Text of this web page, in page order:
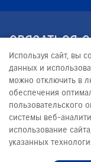
СВЯЗАТЬСЯ
+7 (4822)
INFO@RUMOS-
© 2026
Используя сайт, вы
данных и
можно отключить в
обеспечения
пользовательского
системы веб-
использование
указанных